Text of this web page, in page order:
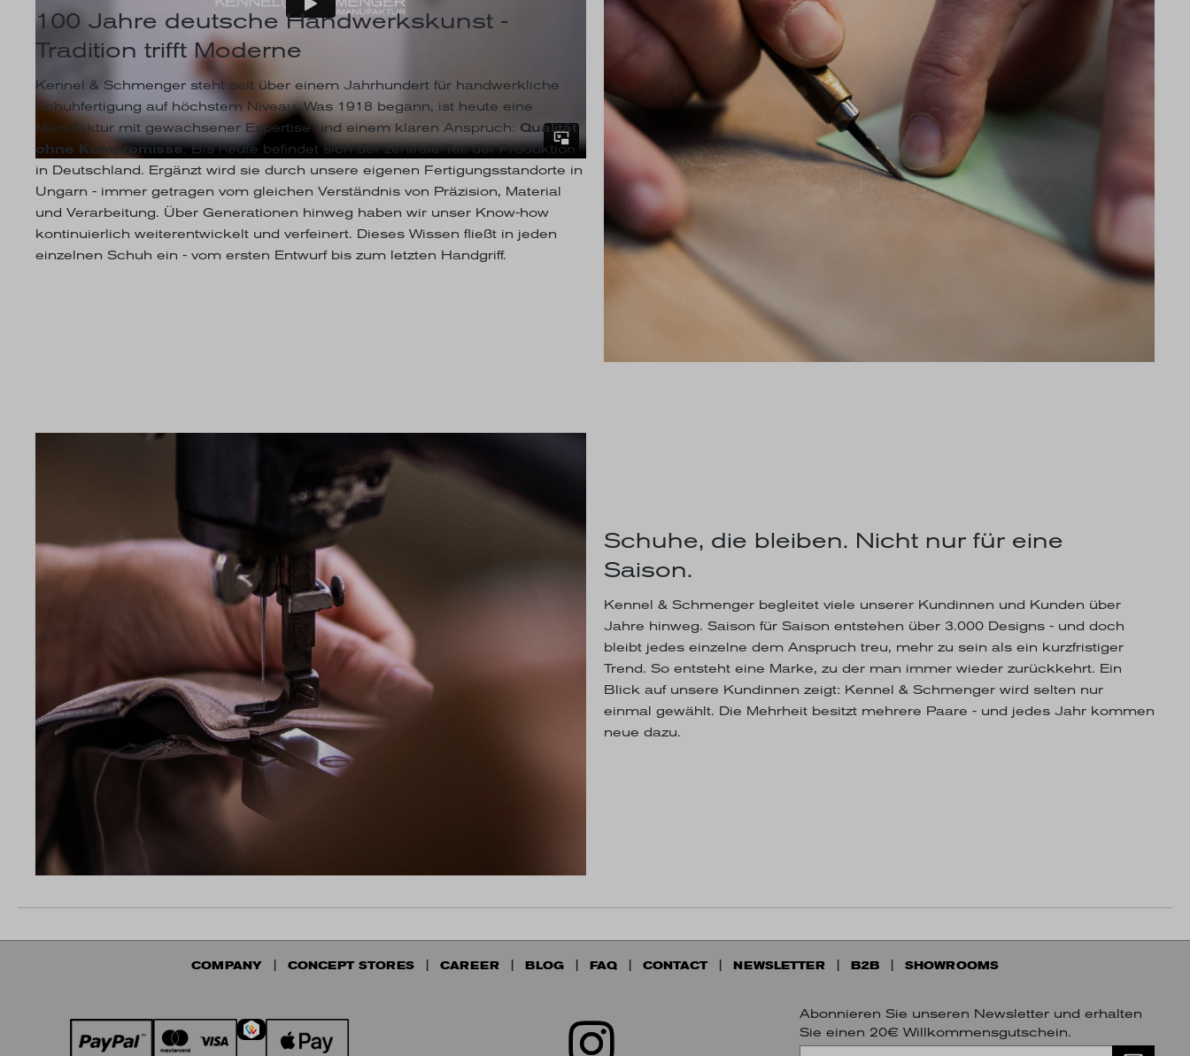
100 Jahre deutsche Handwerkskunst -
Tradition trifft Moderne
Kennel & Schmenger steht seit über einem Jahrhundert für handwerkliche
Schuhfertigung auf höchstem Niveau. Was 1918 begann, ist heute eine
Manufaktur mit gewachsener Expertise und einem klaren Anspruch: Qualität
ohne Kompromisse. Bis heute befindet sich der zentrale Teil der Produktion
in Deutschland. Ergänzt wird sie durch unsere eigenen Fertigungsstandorte in
Ungarn - immer getragen vom gleichen Verständnis von Präzision, Material
und Verarbeitung. Über Generationen hinweg haben wir unser Know-how
kontinuierlich weiterentwickelt und verfeinert. Dieses Wissen fließt in jeden
einzelnen Schuh ein - vom ersten Entwurf bis zum letzten Handgriff.
Schuhe, die bleiben. Nicht nur für eine
Saison.
Kennel & Schmenger begleitet viele unserer Kundinnen und Kunden über
Jahre hinweg. Saison für Saison entstehen über 3.000 Designs - und doch
bleibt jedes einzelne dem Anspruch treu, mehr zu sein als ein kurzfristiger
Trend. So entsteht eine Marke, zu der man immer wieder zurückkehrt. Ein
Blick auf unsere Kundinnen zeigt: Kennel & Schmenger wird selten nur
einmal gewählt. Die Mehrheit besitzt mehrere Paare - und jedes Jahr kommen
neue dazu.
COMPANY CONCEPT STORES CAREER BLOG FAQ CONTACT NEWSLETTER B2B SHOWROOMS
Abonnieren Sie unseren Newsletter und erhalten
Sie einen 20€ Willkommensgutschein.